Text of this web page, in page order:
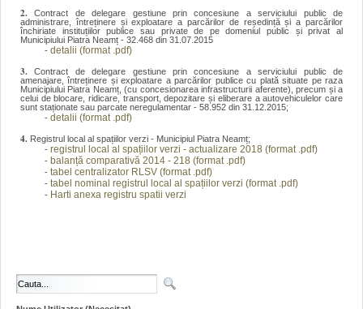
2.Contract de delegare gestiune prin concesiune a serviciului public de
administrare, întreținere și exploatare a parcărilor de reședință și a parcărilor
închiriate instituțiilor publice sau private de pe domeniul public și privat al
Municipiului Piatra Neamț - 32.468 din 31.07.2015
- detalii (format .pdf)
3.Contract de delegare gestiune prin concesiune a serviciului public de
amenajare, întreținere și exploatare a parcărilor publice cu plată situate pe raza
Municipiului Piatra Neamț, (cu concesionarea infrastructurii aferente), precum și a
celui de blocare, ridicare, transport, depozitare și eliberare a autovehiculelor care
sunt staționate sau parcate neregulamentar - 58.952 din 31.12.2015;
- detalii (format .pdf)
4. Registrul local al spațiilor verzi - Municipiul Piatra Neamț;
- registrul local al spațiilor verzi - actualizare 2018 (format .pdf)
- balanță comparativă 2014 - 218 (format .pdf)
- tabel centralizator RLSV (format .pdf)
- tabel nominal registrul local al spațiilor verzi (format .pdf)
- Harti anexa registru spatii verzi